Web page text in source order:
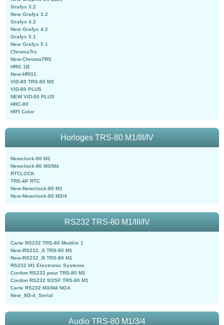
Grafyx 3.2
New Grafyx 3.2
Grafyx 4.2
New Grafyx 4.2
Grafyx 5.1
New Grafyx 5.1
ChromaTrs
New-ChromaTRS
HRG 1B
New-HRG1
VID-80 TRS-80 M3
VID-80 PLUS
NEW VID-80 PLUS
HRC-80
HIFI Color
Horloges TRS-80 M1/III/IV
Newclock-80 M1
Newclock-80 M3/M4
RTCLOCK
TRS-4P RTC
New-Newclock-80 M1
New-Newclock-80 M3/4
RS232 TRS-80 M1/III/IV
Carte RS232 TRS-80 Modèle 1
New-RS232_A TRS-80 M1
New-RS232_B TRS-80 M1
RS232 M1 Electronic Systeme
Cordon RS232 pour TRS-80 M1
Cordon RS232 9/25P TRS-80 M1
Carte RS232 M3/M4 NGA
New_M3-4_Serial
Audio TRS-80 M1/3/4